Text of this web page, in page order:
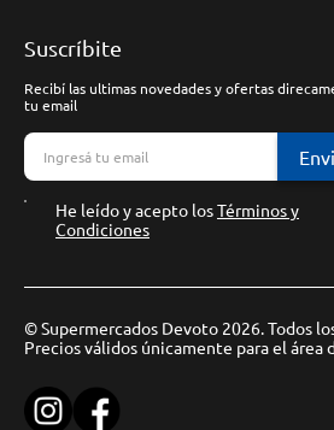
Suscríbite
Recibí las ultimas novedades y ofertas
tu email
He leído y acepto losTérminos y
Condiciones
© Supermercados Devoto 2026. Todos
Precios válidos únicamente para el área